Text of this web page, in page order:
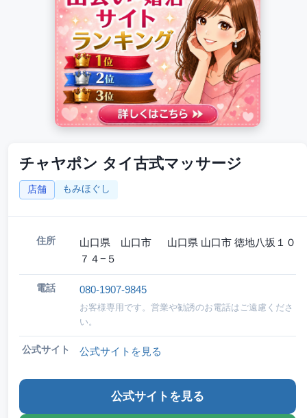
チャヤポン タイ古式マッサージ
店舗 もみほぐし
住所
山口県 山口市 山口県 山口市 徳地八坂１０
７４−５
電話 080-1907-9845
お客様専用です。営業や勧誘のお電話はご遠慮くださ
い。
公式サイト 公式サイトを見る
公式サイトを見る